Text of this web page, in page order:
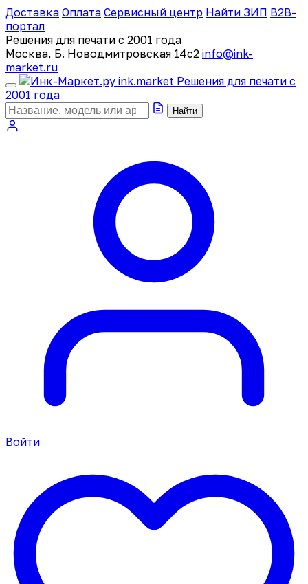
Доставка Оплата Сервисный центр Найти ЗИП B2B-
портал
Решения для печати с 2001 года
Москва, Б. Новодмитровская 14с2 info@ink-
market.ru
ink.market Решения для печати с
2001 года
Найти
Войти